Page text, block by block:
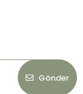
Gönder